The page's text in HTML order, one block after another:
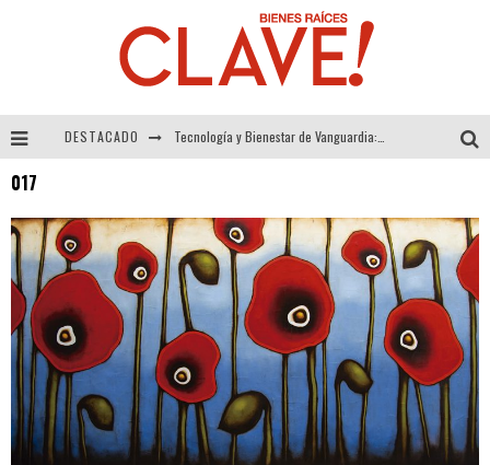
DESTACADO
Alexandra Bedoya – La Constancia detrás de La Paletería
El Despertar de la Calidez: Acabados Dorados de FV para Elevar tu Espacio
017